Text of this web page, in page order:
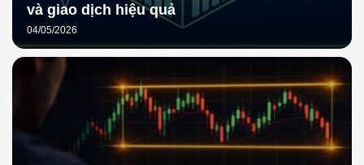
và giao dịch hiệu quả
04/05/2026